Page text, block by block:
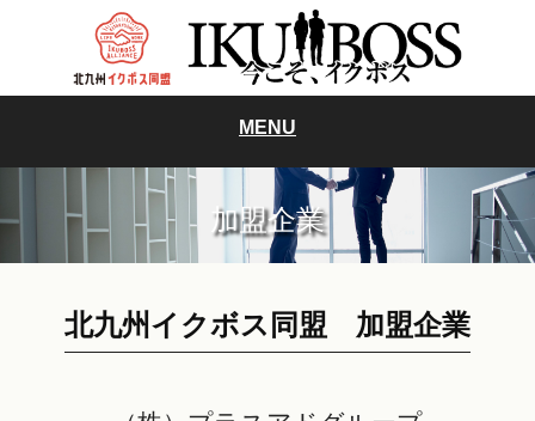
MENU
加盟企業
北九州イクボス同盟 加盟企業